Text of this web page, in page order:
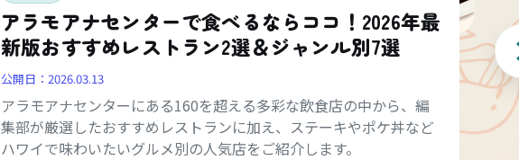
アラモアナセンターで食べるならココ！2026年最
新版おすすめレストラン2選＆ジャンル別7選
公開日： 2026.03.13
アラモアナセンターにある160を超える多彩な飲食店の中から、編
集部が厳選したおすすめレストランに加え、ステーキやポケ丼など
ハワイで味わいたいグルメ別の人気店をご紹介します。